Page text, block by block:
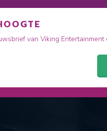
van Viking